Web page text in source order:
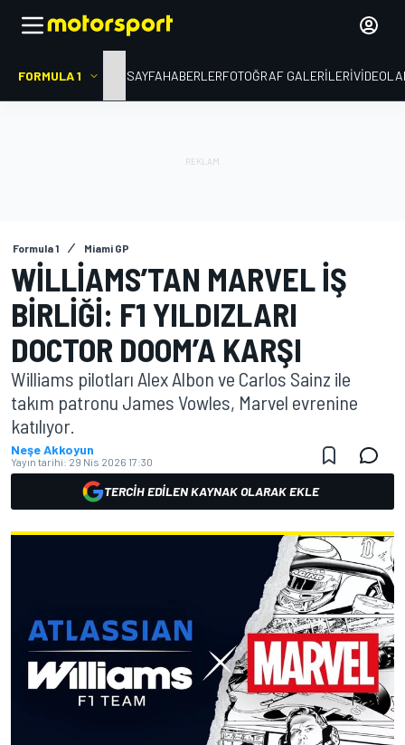
FORMULA 1 ANA SAYFAHABERLERFOTOĞRAF GALERILERI
Formula 1 Miami GP
WILLIAMS’TAN MARVEL IŞ
BIRLIĞI: F1 YILDIZLARI
DOCTOR DOOM’A KARŞI
Williams pilotları Alex Albon ve Carlos Sainz ile
takım patronu James Vowles, Marvel evrenine
katılıyor.
Neşe Akkoyun
Yayın tarihi: 29 Nis 2026 17:30
TERCIH EDILEN KAYNAK OLARAK EKLE